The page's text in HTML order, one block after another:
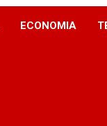
ECONOMIA